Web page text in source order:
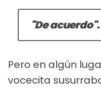
"De acuerdo".
Pero en algún
vocecita